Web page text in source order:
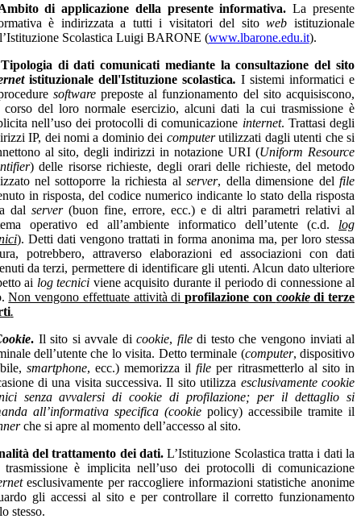
di applicazione della presente informativa. La presente
è indirizzata a tutti i visitatori del sitoweb istituzionale
Scolastica Luigi BARONE (www.lbarone.edu.it).
Tipologia di dati comunicati mediante la consultazione del sito
istituzionale dell'Istituzione scolastica. I sistemi informatici e
softwarepreposte al funzionamento del sito acquisiscono,
corso del loro normale esercizio, alcuni dati la cui trasmissione è
nell’uso dei protocolli di comunicazione internet. Trattasi degli
IP, dei nomi a dominio dei computerutilizzati dagli utenti che si
al sito, degli indirizzi in notazione URI (Uniform Resource
) delle risorse richieste, degli orari delle richieste, del metodo
nel sottoporre la richiesta alserver, della dimensione delfile
in risposta, del codice numerico indicante lo stato della risposta
dal server(buon fine, errore, ecc.) e di altri parametri relativi al
operativo ed all’ambiente informatico dell’utente (c.d. log
). Detti dati vengono trattati in forma anonima ma, per loro stessa
potrebbero, attraverso elaborazioni ed associazioni con dati
da terzi, permettere di identificare gli utenti. Alcun dato ulteriore
ai log tecnici viene acquisito durante il periodo di connessione al
Non vengono effettuate attività diprofilazione con cookiedi terze
.
. Il sito si avvale dicookie, filedi testo che vengono inviati al
dell’utente che lo visita. Detto terminale (computer, dispositivo
smartphone, ecc.) memorizza ilfile per ritrasmetterlo al sito in
di una visita successiva. Il sito utilizza esclusivamente cookie
senza avvalersi di cookie di profilazione; per il dettaglio si
all’informativa specifica (cookiepolicy) accessibile tramite il
che si apre al momento dell’accesso al sito.
del trattamento dei dati. L’Istituzione Scolastica tratta i dati la
trasmissione è implicita nell’uso dei protocolli di comunicazione
esclusivamente per raccogliere informazioni statistiche anonime
gli accessi al sito e per controllare il corretto funzionamento
stesso.